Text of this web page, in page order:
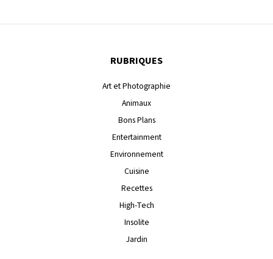
RUBRIQUES
Art et Photographie
Animaux
Bons Plans
Entertainment
Environnement
Cuisine
Recettes
High-Tech
Insolite
Jardin